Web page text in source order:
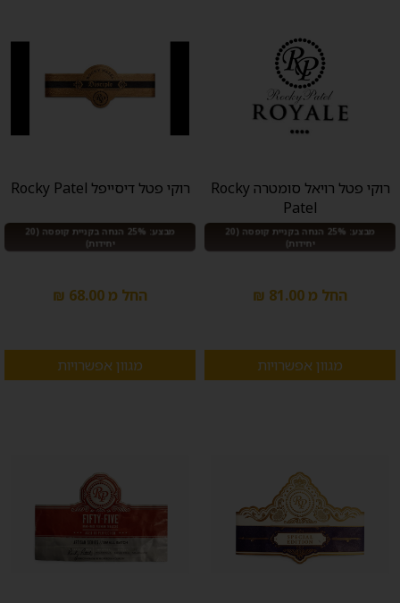
רוקי פטל רויאל סומטרה Rocky
Patel
מבצע: 25% הנחה בקניית קופסה (20
יחידות)
החל מ 81.00 ₪
מגוון אפשרויות
רוקי פטל דיסייפל Rocky Patel
מבצע: 25% הנחה בקניית קופסה (20
יחידות)
החל מ 68.00 ₪
מגוון אפשרויות